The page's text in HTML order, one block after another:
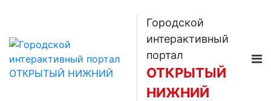
Городской
интерактивный
портал
ОТКРЫТЫЙ
НИЖНИЙ